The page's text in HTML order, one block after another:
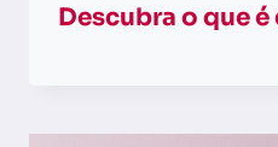
Descubra o que